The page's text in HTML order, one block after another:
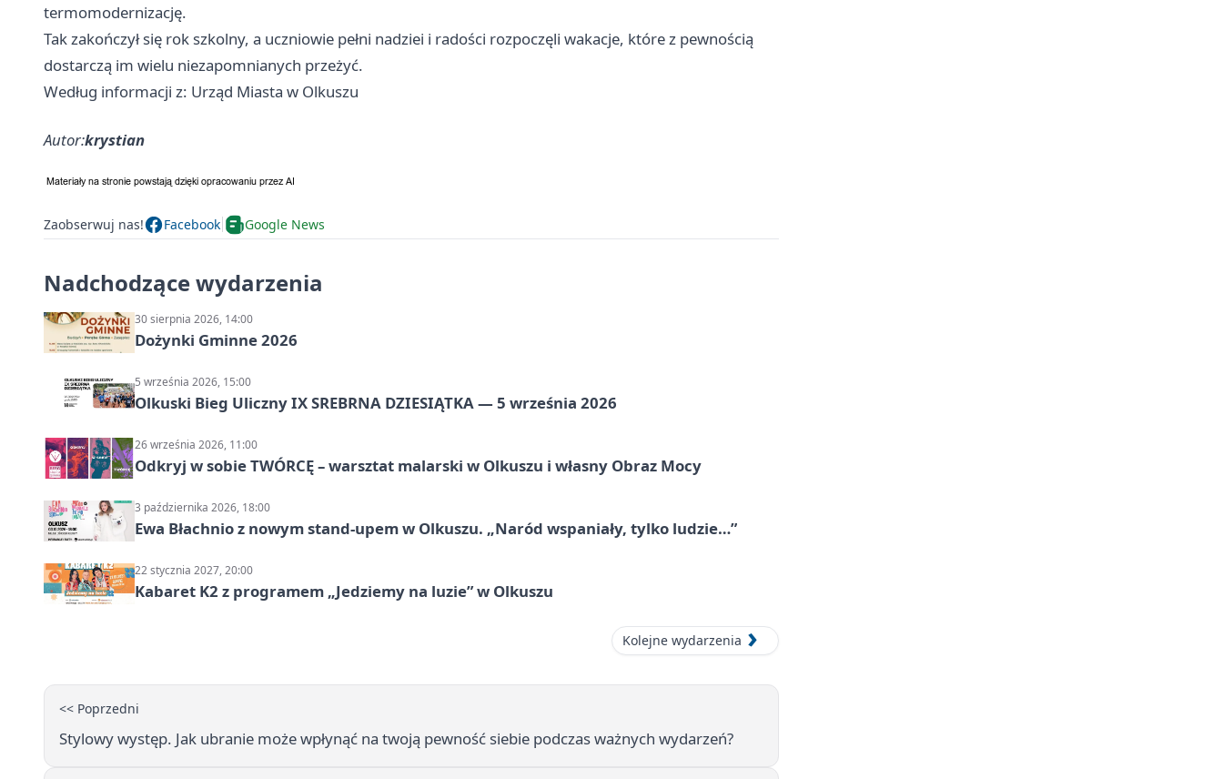
termomodernizację.
Tak zakończył się rok szkolny, a uczniowie pełni nadziei i radości rozpoczęli wakacje, które z pewnością
dostarczą im wielu niezapomnianych przeżyć.
Według informacji z: Urząd Miasta w Olkuszu
Autor:krystian
Zaobserwuj nas! Facebook Google News
Nadchodzące wydarzenia
30 sierpnia 2026, 14:00
Dożynki Gminne 2026
5 września 2026, 15:00
Olkuski Bieg Uliczny IX SREBRNA DZIESIĄTKA — 5 września 2026
26 września 2026, 11:00
Odkryj w sobie TWÓRCĘ – warsztat malarski w Olkuszu i własny Obraz Mocy
3 października 2026, 18:00
Ewa Błachnio z nowym stand-upem w Olkuszu. „Naród wspaniały, tylko ludzie…”
22 stycznia 2027, 20:00
Kabaret K2 z programem „Jedziemy na luzie” w Olkuszu
Kolejne wydarzenia
<< Poprzedni
Stylowy występ. Jak ubranie może wpłynąć na twoją pewność siebie podczas ważnych wydarzeń?